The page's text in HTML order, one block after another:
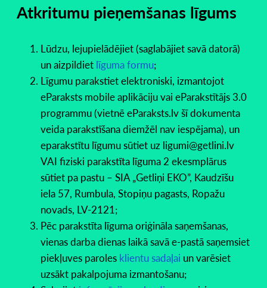
Atkritumu pieņemšanas līgums
Lūdzu, lejupielādējiet (saglabājiet savā datorā)
un aizpildiet līguma formu;
Līgumu parakstiet elektroniski, izmantojot
eParaksts mobile aplikāciju vai eParakstītājs 3.0
programmu (vietnē eParaksts.lv šī dokumenta
veida parakstīšana diemžēl nav iespējama), un
eparakstītu līgumu sūtiet uz ligumi@getlini.lv
VAI fiziski parakstīta līguma 2 ekesmplārus
sūtiet pa pastu – SIA „Getliņi EKO”, Kaudzīšu
iela 57, Rumbula, Stopiņu pagasts, Ropažu
novads, LV-2121;
Pēc parakstīta līguma oriģināla saņemšanas,
vienas darba dienas laikā savā e-pastā saņemsiet
piekļuves paroles klientu sadaļai un varēsiet
uzsākt pakalpojuma izmantošanu;